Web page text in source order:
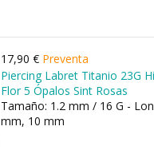
17,90 € Preventa
Piercing Labret Titanio 23G
Flor 5 Ópalos Sint Rosas
Tamaño: 1.2 mm / 16 G -
mm, 10 mm